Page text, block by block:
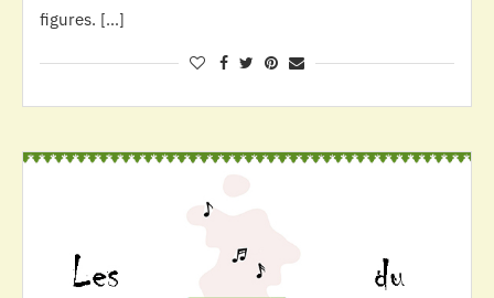
figures. […]